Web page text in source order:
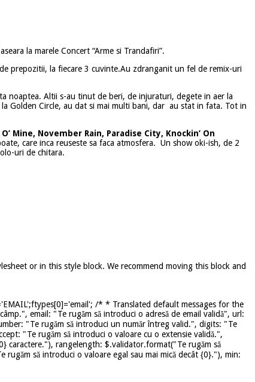
la marele Concert “Arme si Trandafiri”.
prepozitii, la fiecare 3 cuvinte.Au zdranganit un fel de remix-uri
noaptea. Altii s-au tinut de beri, de injuraturi, degete in aer la
Golden Circle, au dat si mai multi bani, dar au stat in fata. Tot in
Mine, November Rain, Paradise City, Knockin’ On
care inca reuseste sa faca atmosfera. Un show oki-ish, de 2
uri de chitara.
or in this style block. We recommend moving this block and
/* * Translated default messages for the
email: "Te rugăm să introduci o adresă de email validă", url:
"Te rugăm să introduci un număr întreg valid.", digits: "Te
"Te rugăm să introduci o valoare cu o extensie validă.",
caractere."), rangelength: $.validator.format("Te rugăm să
să introduci o valoare egal sau mai mică decât {0}."), min: